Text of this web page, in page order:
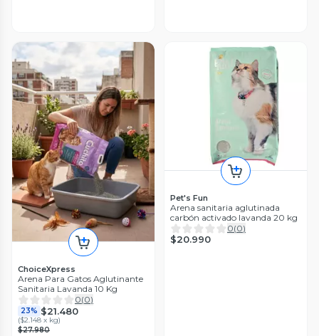
ChoiceXpress
Arena Para Gatos Aglutinante
Sanitaria Lavanda 10 Kg
0(0)
23% $21.480
($2.148 x kg)
$27.980
Pet's Fun
Arena sanitaria aglutinada
carbón activado lavanda 20 kg
0(0)
$20.990